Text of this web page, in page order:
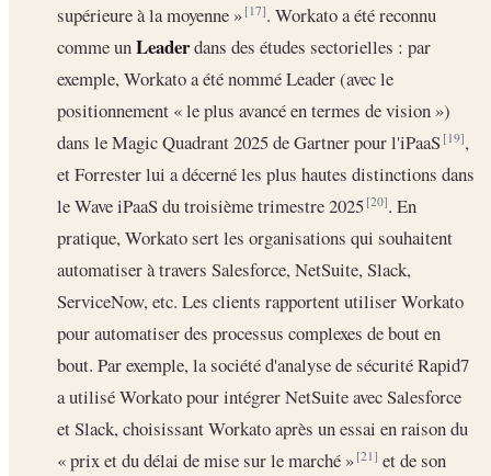
supérieure à la moyenne »[17]. Workato a été reconnu
comme unLeaderdans des études sectorielles : par
exemple, Workato a été nommé Leader (avec le
positionnement « le plus avancé en termes de vision »)
dans le Magic Quadrant 2025 de Gartner pour l'iPaaS[19],
et Forrester lui a décerné les plus hautes distinctions dans
le Wave iPaaS du troisième trimestre 2025[20]. En
pratique, Workato sert les organisations qui souhaitent
automatiser à travers Salesforce, NetSuite, Slack,
ServiceNow, etc. Les clients rapportent utiliser Workato
pour automatiser des processus complexes de bout en
bout. Par exemple, la société d'analyse de sécurité Rapid7
a utilisé Workato pour intégrer NetSuite avec Salesforce
et Slack, choisissant Workato après un essai en raison du
« prix et du délai de mise sur le marché »[21] et de son